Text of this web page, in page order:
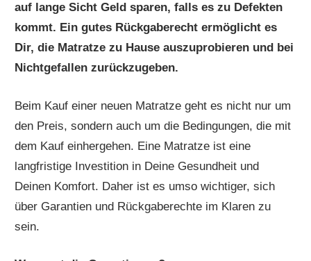
auf lange Sicht Geld sparen, falls es zu Defekten
kommt. Ein gutes Rückgaberecht ermöglicht es
Dir, die Matratze zu Hause auszuprobieren und bei
Nichtgefallen zurückzugeben.
Beim Kauf einer neuen Matratze geht es nicht nur um
den Preis, sondern auch um die Bedingungen, die mit
dem Kauf einhergehen. Eine Matratze ist eine
langfristige Investition in Deine Gesundheit und
Deinen Komfort. Daher ist es umso wichtiger, sich
über Garantien und Rückgaberechte im Klaren zu
sein.